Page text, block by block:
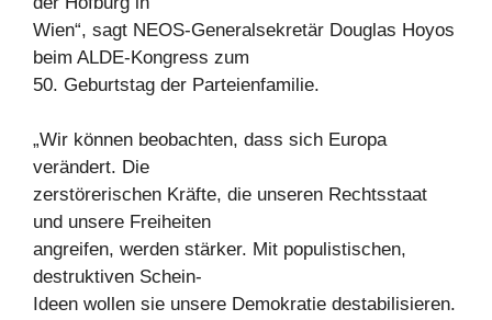
Wien“, sagt NEOS-Generalsekretär Douglas Hoyos
beim ALDE-Kongress zum
50. Geburtstag der Parteienfamilie.
„Wir können beobachten, dass sich Europa
verändert. Die
zerstörerischen Kräfte, die unseren Rechtsstaat
und unsere Freiheiten
angreifen, werden stärker. Mit populistischen,
destruktiven Schein-
Ideen wollen sie unsere Demokratie destabilisieren.